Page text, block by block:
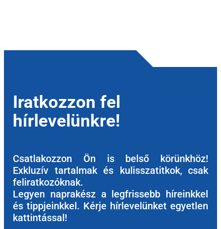
Iratkozzon fel
hírlevelünkre!
Csatlakozzon Ön is belső körünkhöz!
Exkluzív tartalmak és kulisszatitkok, csak
feliratkozóknak.
Legyen naprakész a legfrissebb híreinkkel
és tippjeinkkel. Kérje hírlevelünket egyetlen
kattintással!